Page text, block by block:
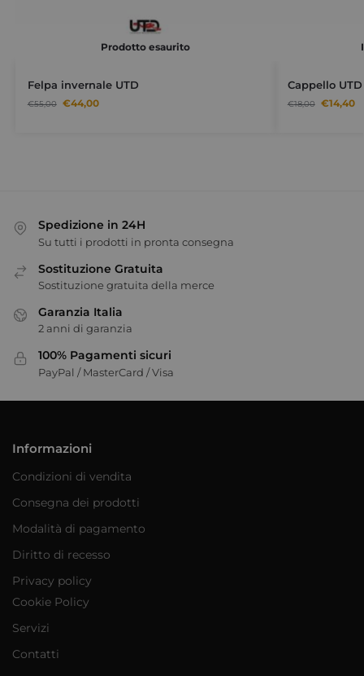
Prodotto esaurito
Felpa invernale UTD
€55,00 €44,00
Cappello
€18,00 €14,40
Spedizione in 24H
Su tutti i prodotti in pronta consegna
Sostituzione Gratuita
Sostituzione gratuita della merce
Garanzia Italia
2 anni di garanzia
100% Pagamenti sicuri
PayPal / MasterCard / Visa
Informazioni
Condizioni di vendita
Consegna dei prodotti
Modalità di pagamento
Diritto di recesso
Privacy policy
Cookie Policy
Servizi
Contatti